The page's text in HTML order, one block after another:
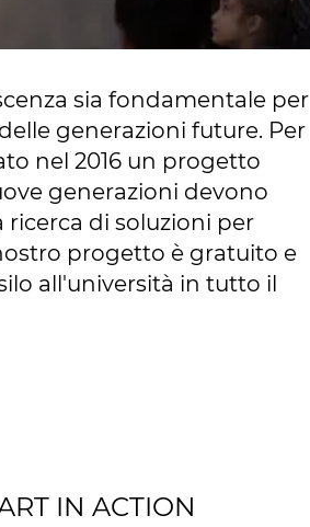
sia fondamentale per
generazioni future. Per
nel 2016 un progetto
generazioni devono
di soluzioni per
progetto è gratuito e
all'università in tutto il
IN ACTION